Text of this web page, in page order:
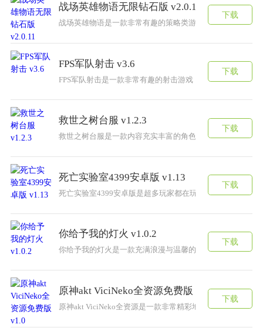
战场英雄物语无限钻石版 v2.0.11
战场英雄物语是一款非常有趣的策略类游戏，游戏中拥有
下载
FPS军队射击 v3.6
FPS军队射击是一款非常有趣的射击游戏，游戏中拥有大量
下载
救世之树台服 v1.2.3
救世之树台服是一款内容充实丰富的角色扮演游戏，和美
下载
死亡实验室4399安卓版 v1.13
死亡实验室4399安卓版是超多玩家都在玩的最新便捷末日
下载
你给予我的灯火 v1.0.2
你给予我的灯火是一款充满浪漫与温馨的游戏，通过超精
下载
原神akt ViciNeko全资源免费版 v1.0
原神akt ViciNeko全资源是一款非常精彩地原神同人游戏，
下载